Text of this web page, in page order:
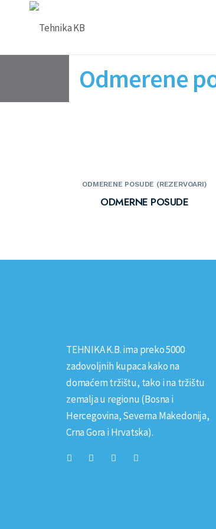
Odmerene
ODMERENE POSUDE (REZERVOARI)
ODMERNE POSUDE
TEHNIKA K.B. ima preko 5000
zadovoljnih kupaca kako na
domaćem tržištu, tako i na tržištu
zemalja u regionu (Bosna i
Hercegovina, Severna Makedonija,
Crna Gora i Hrvatska).